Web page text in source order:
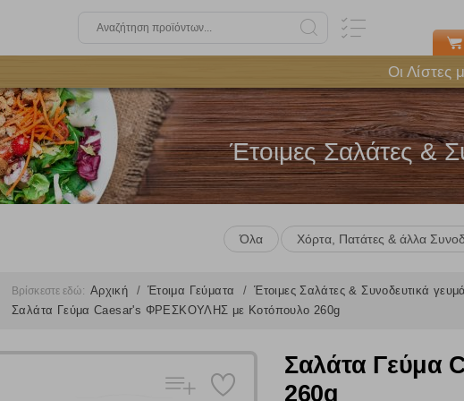
Οι Λίστες
Έτοιμες Σαλάτες &
Όλα Χόρτα, Πατάτες & άλλα
Βρίσκεστε εδώ: Αρχική Έτοιμα Γεύματα Έτοιμες Σαλάτες & Συνοδευτικά
Σαλάτα Γεύμα Caesar's ΦΡΕΣΚΟΥΛΗΣ με Κοτόπουλο 260g
Σαλάτα Γεύμα
260g